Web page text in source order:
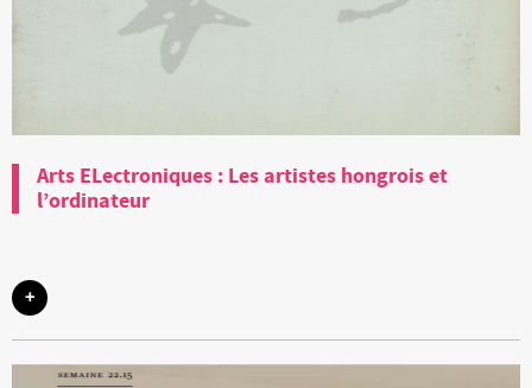
Arts ELectroniques : Les artistes hongrois et
l’ordinateur
+